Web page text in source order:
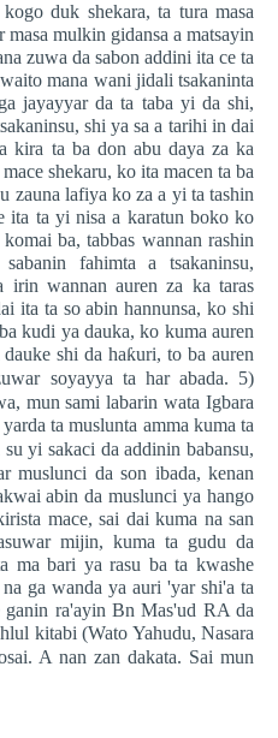
duk shekara, ta tura masa
mulkin gidansa a matsayin
zuwa da sabon addini ita ce ta
mana wani jidali tsakaninta
jayayyar da ta taba yi da shi,
shi ya sa a tarihi in dai
kira ta ba don abu daya za ka
shekaru, ko ita macen ta ba
zauna lafiya ko za a yi ta tashin
ita ta yi nisa a karatun boko ko
ba, tabbas wannan rashin
fahimta a tsakaninsu,
irin wannan auren za ka taras
ita ta so abin hannunsa, ko shi
kudi ya dauka, ko kuma auren
shi da haƙuri, to ba auren
soyayya ta har abada. 5)
mun sami labarin wata Igbara
ta muslunta amma kuma ta
yi sakaci da addinin babansu,
muslunci da son ibada, kenan
abin da muslunci ya hango
mace, sai dai kuma na san
mijin, kuma ta gudu da
ma bari ya rasu ba ta kwashe
ga wanda ya auri 'yar shi'a ta
ganin ra'ayin Bn Mas'ud RA da
kitabi (Wato Yahudu, Nasara
A nan zan dakata. Sai mun